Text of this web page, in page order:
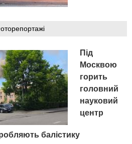
Під
Москвою
горить
головний
науковий
центр
балістику